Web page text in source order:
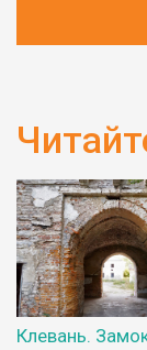
Клевань.